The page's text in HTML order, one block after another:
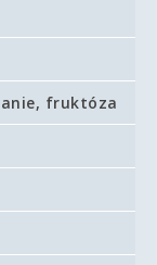
fruktóza